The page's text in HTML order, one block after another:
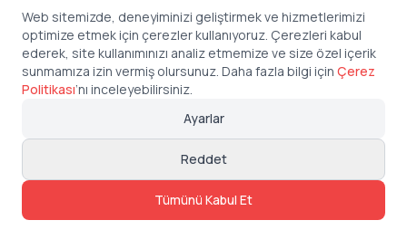
Web sitemizde, deneyiminizi geliştirmek ve hizmetlerimizi
optimize etmek için çerezler kullanıyoruz. Çerezleri kabul
ederek, site kullanımınızı analiz etmemize ve size özel içerik
sunmamıza izin vermiş olursunuz. Daha fazla bilgi için Çerez
Politikası’nı inceleyebilirsiniz.
Ayarlar
Reddet
Tümünü Kabul Et